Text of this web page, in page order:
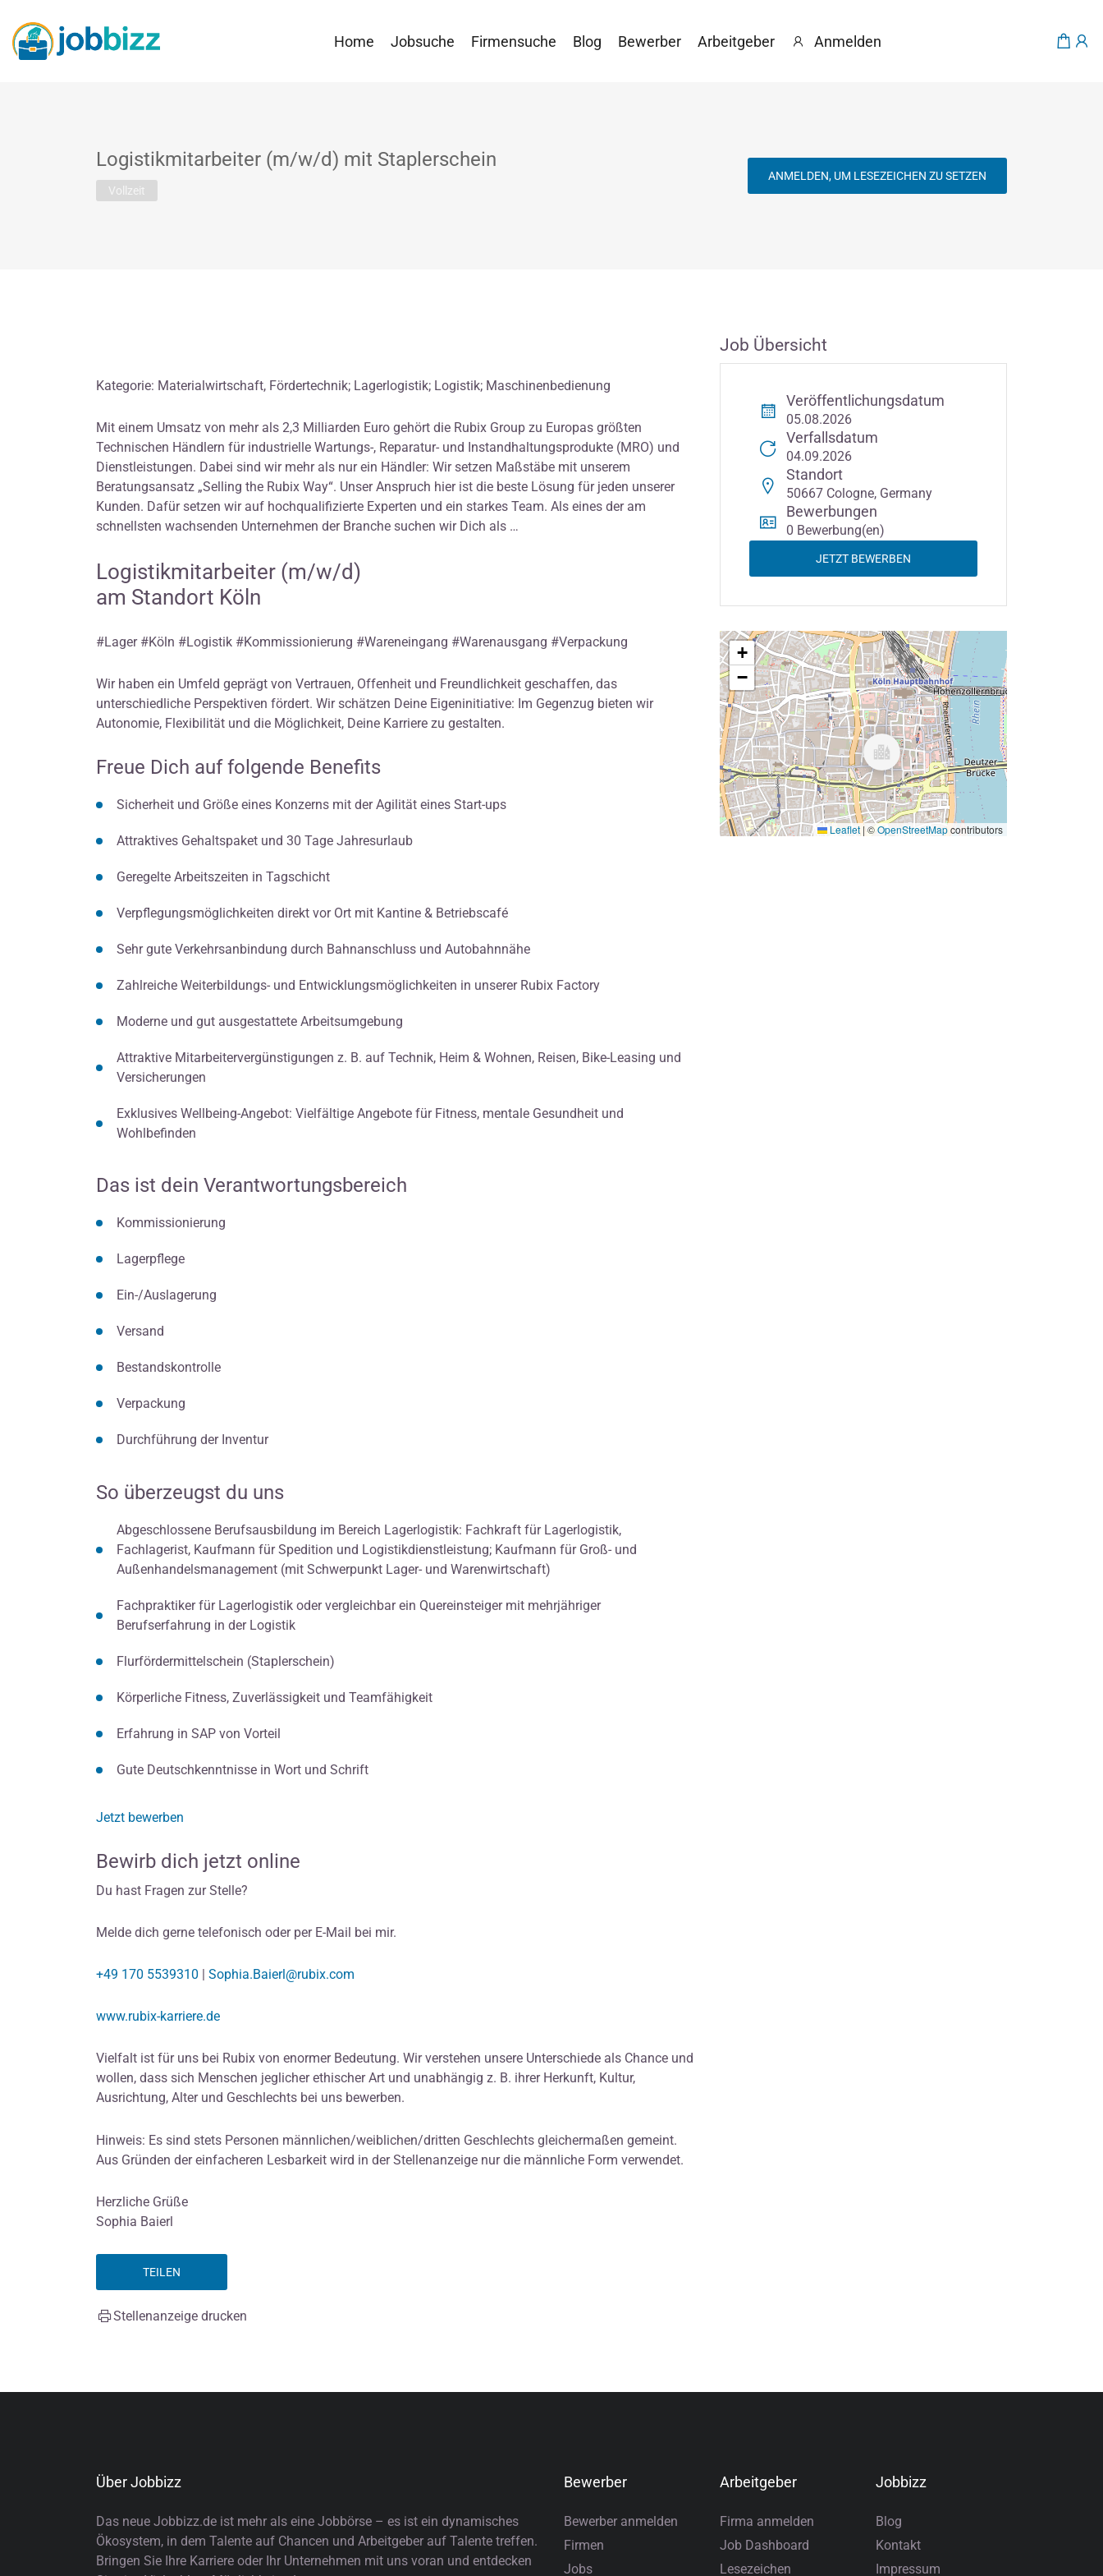
Home Jobsuche Firmensuche Blog Bewerber Arbeitgeber Anmelden
Logistikmitarbeiter (m/w/d) mit Staplerschein
Vollzeit
ANMELDEN, UM LESEZEICHEN ZU SETZEN
Kategorie: Materialwirtschaft, Fördertechnik; Lagerlogistik; Logistik; Maschinenbedienung
Mit einem Umsatz von mehr als 2,3 Milliarden Euro gehört die Rubix Group zu Europas größten
Technischen Händlern für industrielle Wartungs-, Reparatur- und Instandhaltungsprodukte (MRO) und
Dienstleistungen. Dabei sind wir mehr als nur ein Händler: Wir setzen Maßstäbe mit unserem
Beratungsansatz „Selling the Rubix Way“. Unser Anspruch hier ist die beste Lösung für jeden unserer
Kunden. Dafür setzen wir auf hochqualifizierte Experten und ein starkes Team. Als eines der am
schnellsten wachsenden Unternehmen der Branche suchen wir Dich als …
Logistikmitarbeiter (m/w/d)
am Standort Köln
#Lager #Köln #Logistik #Kommissionierung #Wareneingang #Warenausgang #Verpackung
Wir haben ein Umfeld geprägt von Vertrauen, Offenheit und Freundlichkeit geschaffen, das
unterschiedliche Perspektiven fördert. Wir schätzen Deine Eigeninitiative: Im Gegenzug bieten wir
Autonomie, Flexibilität und die Möglichkeit, Deine Karriere zu gestalten.
Freue Dich auf folgende Benefits
Sicherheit und Größe eines Konzerns mit der Agilität eines Start-ups
Attraktives Gehaltspaket und 30 Tage Jahresurlaub
Geregelte Arbeitszeiten in Tagschicht
Verpflegungsmöglichkeiten direkt vor Ort mit Kantine & Betriebscafé
Sehr gute Verkehrsanbindung durch Bahnanschluss und Autobahnnähe
Zahlreiche Weiterbildungs- und Entwicklungsmöglichkeiten in unserer Rubix Factory
Moderne und gut ausgestattete Arbeitsumgebung
Attraktive Mitarbeitervergünstigungen z. B. auf Technik, Heim & Wohnen, Reisen, Bike-Leasing und
Versicherungen
Exklusives Wellbeing-Angebot: Vielfältige Angebote für Fitness, mentale Gesundheit und
Wohlbefinden
Das ist dein Verantwortungsbereich
Kommissionierung
Lagerpflege
Ein-/Auslagerung
Versand
Bestandskontrolle
Verpackung
Durchführung der Inventur
So überzeugst du uns
Abgeschlossene Berufsausbildung im Bereich Lagerlogistik: Fachkraft für Lagerlogistik,
Fachlagerist, Kaufmann für Spedition und Logistikdienstleistung; Kaufmann für Groß- und
Außenhandelsmanagement (mit Schwerpunkt Lager- und Warenwirtschaft)
Fachpraktiker für Lagerlogistik oder vergleichbar ein Quereinsteiger mit mehrjähriger
Berufserfahrung in der Logistik
Flurfördermittelschein (Staplerschein)
Körperliche Fitness, Zuverlässigkeit und Teamfähigkeit
Erfahrung in SAP von Vorteil
Gute Deutschkenntnisse in Wort und Schrift
Jetzt bewerben
Bewirb dich jetzt online
Du hast Fragen zur Stelle?
Melde dich gerne telefonisch oder per E-Mail bei mir.
+49 170 5539310 | Sophia.Baierl@rubix.com
www.rubix-karriere.de
Vielfalt ist für uns bei Rubix von enormer Bedeutung. Wir verstehen unsere Unterschiede als Chance und
wollen, dass sich Menschen jeglicher ethischer Art und unabhängig z. B. ihrer Herkunft, Kultur,
Ausrichtung, Alter und Geschlechts bei uns bewerben.
Hinweis: Es sind stets Personen männlichen/weiblichen/dritten Geschlechts gleichermaßen gemeint.
Aus Gründen der einfacheren Lesbarkeit wird in der Stellenanzeige nur die männliche Form verwendet.
Herzliche Grüße
Sophia Baierl
TEILEN
Stellenanzeige drucken
Job Übersicht
Veröffentlichungsdatum
05.08.2026
Verfallsdatum
04.09.2026
Standort
50667 Cologne, Germany
Bewerbungen
0 Bewerbung(en)
JETZT BEWERBEN
+
−
Leaflet |©OpenStreetMapcontributors
Über Jobbizz
Das neue Jobbizz.de ist mehr als eine Jobbörse – es ist ein dynamisches
Ökosystem, in dem Talente auf Chancen und Arbeitgeber auf Talente treffen.
Bringen Sie Ihre Karriere oder Ihr Unternehmen mit uns voran und entdecken
Bewerber
Bewerber anmelden
Firmen
Jobs
Arbeitgeber
Firma anmelden
Job Dashboard
Lesezeichen
Jobbizz
Blog
Kontakt
Impressum